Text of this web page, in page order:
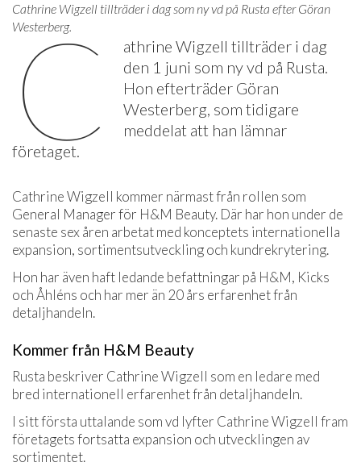
Cathrine Wigzell tillträder i dag som ny vd på Rusta efter Göran
Westerberg.
C
athrine Wigzell tillträder i dag
den 1 juni som ny vd på Rusta.
Hon efterträder Göran
Westerberg, som tidigare
meddelat att han lämnar
företaget.
Cathrine Wigzell kommer närmast från rollen som
General Manager för H&M Beauty. Där har hon under de
senaste sex åren arbetat med konceptets internationella
expansion, sortimentsutveckling och kundrekrytering.
Hon har även haft ledande befattningar på H&M, Kicks
och Åhléns och har mer än 20 års erfarenhet från
detaljhandeln.
Kommer från H&M Beauty
Rusta beskriver Cathrine Wigzell som en ledare med
bred internationell erfarenhet från detaljhandeln.
I sitt första uttalande som vd lyfter Cathrine Wigzell fram
företagets fortsatta expansion och utvecklingen av
sortimentet.